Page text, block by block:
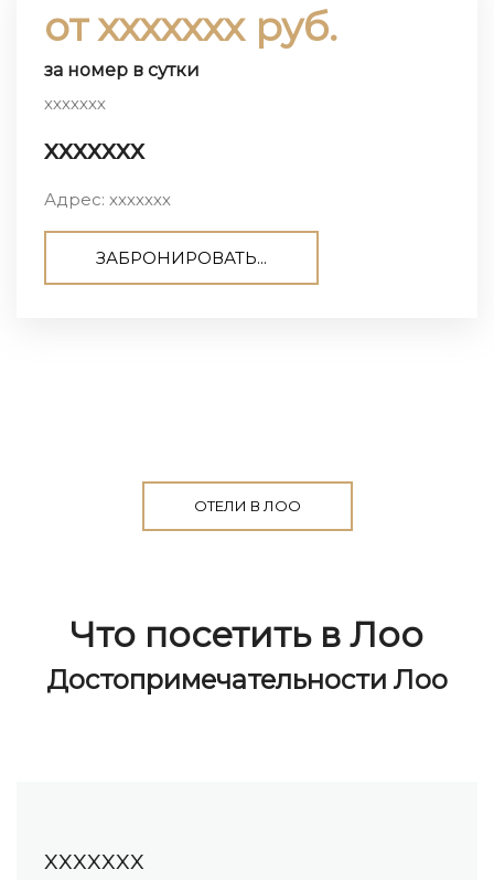
от ххххххх руб.
за номер в сутки
ххххххх
ххххххх
Адрес: ххххххх
ЗАБРОНИРОВАТЬ...
ОТЕЛИ В ЛОО
Что посетить в Лоо
Достопримечательности Лоо
ххххххх